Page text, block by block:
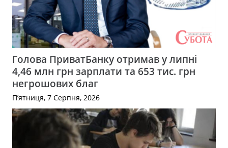
Голова ПриватБанку отримав у липні
4,46 млн грн зарплати та 653 тис. грн
негрошових благ
П’ятниця, 7 Серпня, 2026